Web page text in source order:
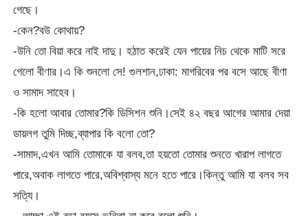
গেছে।
-কেন?বউ কোথায়?
-উনি তো বিয়া করে নাই দাদু। হঠাত করেই যেন পায়ের নিচ থেকে মাটি সরে
গেলো বীণার।এ কি শুনলো সে! গুলশান,ঢাকা: মাগরিবের পর বসে আছে বীণা
ও সামাদ সাহেব।
-কি হলো আবার তোমার?কি ডিসিশন শুনি।সেই ৪২ বছর আগের আমার দেয়া
ডায়লগ তুমি দিচ্ছ,ব্যাপার কি বলো তো?
-সামাদ,এখন আমি তোমাকে যা বলব,তা হয়তো তোমার শুনতে খারাপ লাগতে
পারে,অবাক লাগতে পারে,অবিশ্বাস্য মনে হতে পারে।কিন্তু আমি যা বলব সব
সত্যি।